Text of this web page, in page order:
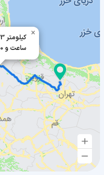
773 کیلومتر
9 ساعت و 30 دقیقه
×